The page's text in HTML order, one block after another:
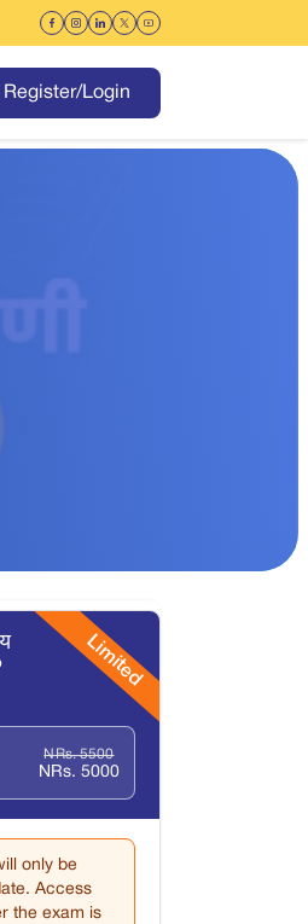
Register/Login
Limited
NRs. 5500
NRs. 5000
only be
Access
the exam is